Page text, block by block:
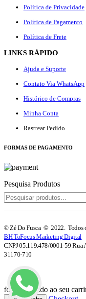
Política de Privacidade
Política de Pagamento
Política de Frete
LINKS RÁPIDO
Ajuda e Suporte
Contato Via WhatsApp
Histórico de Compras
Minha Conta
Rastrear Pedido
FORMAS DE PAGAMENTO
Pesquisa Produtos
© Zé Do Fusca © 2022. Todos
BH ToFocus Marketing Digital
CNPJ 05.119.478/0001-59 Rua
31170-710
foi adicionado ao seu